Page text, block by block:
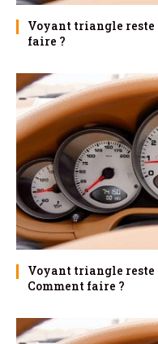
Voyant triangle reste
faire ?
Voyant triangle reste
Comment faire ?